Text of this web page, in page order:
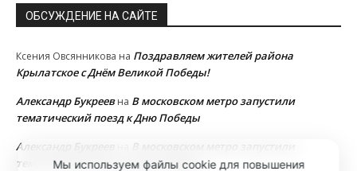
ОБСУЖДЕНИЕ НА САЙТЕ
Ксения Овсянникова на Поздравляем жителей района
Крылатское с Днём Великой Победы!
Александр Букреевна В московском метро запустили
тематический поезд к Дню Победы
Александр Букреев
В московском метро запустили
тематический поезд к Дню Победы
Мы используем файлы cookie для повышения